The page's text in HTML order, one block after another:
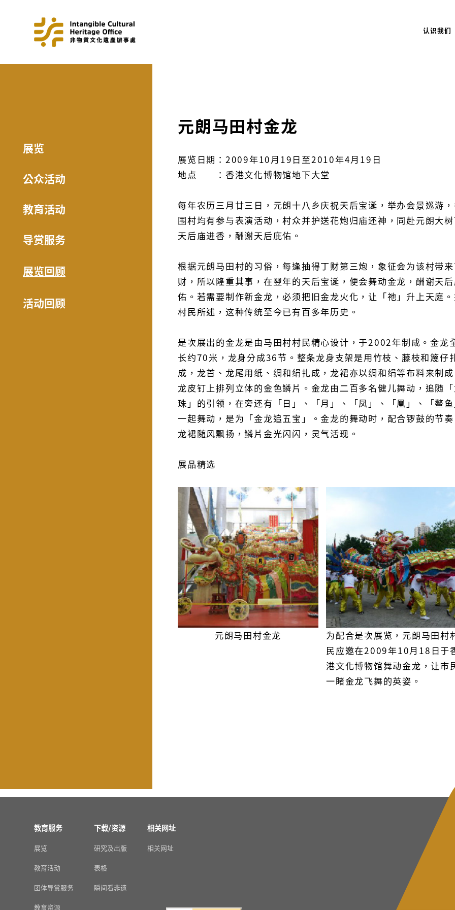
认识我们
展览
公众活动
教育活动
导赏服务
展览回顾
活动回顾
元朗马田村金龙
展览日期：2009年10月19日至2010年4月19日
地点 ：香港文化博物馆地下大堂
每年农历三月廿三日，元朗十八乡庆祝天后宝诞，举办会景巡游
围村均有参与表演活动，村众并护送花炮归庙还神，同赴元朗大
天后庙进香，酬谢天后庇佑。
根据元朗马田村的习俗，每逢抽得丁财第三炮，象征会为该村带来
财，所以隆重其事，在翌年的天后宝诞，便会舞动金龙，酬谢天
佑。若需要制作新金龙，必须把旧金龙火化，让「祂」升上天庭
村民所述，这种传统至今已有百多年历史。
是次展出的金龙是由马田村村民精心设计，于2002年制成。金龙
长约70米，龙身分成36节。整条龙身支架是用竹枝、藤枝和篾仔
成，龙首、龙尾用纸、绸和绢扎成，龙裙亦以绸和绢等布料来制成
龙皮钉上排列立体的金色鳞片。金龙由二百多名健儿舞动，追随
珠」的引领，在旁还有「日」、「月」、「凤」、「凰」、「鳌鱼
一起舞动，是为「金龙追五宝」。金龙的舞动时，配合锣鼓的节奏
龙裙随风飘扬，鳞片金光闪闪，灵气活现。
展品精选
元朗马田村金龙
为配合是次展览，元朗马田村
民应邀在2009年10月18日于
港文化博物馆舞动金龙，让市
一睹金龙飞舞的英姿。
教育服务
展览
教育活动
团体导赏服务
教育资源
下载/资源
研究及出版
表格
瞬间看非遗
相关网址
相关网址